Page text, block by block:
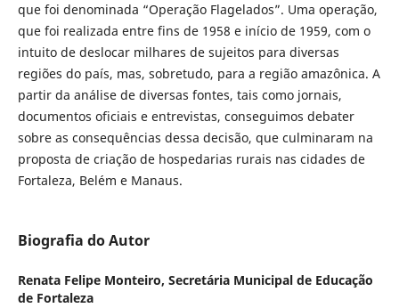
que foi denominada “Operação Flagelados”. Uma operação,
que foi realizada entre fins de 1958 e início de 1959, com o
intuito de deslocar milhares de sujeitos para diversas
regiões do país, mas, sobretudo, para a região amazônica. A
partir da análise de diversas fontes, tais como jornais,
documentos oficiais e entrevistas, conseguimos debater
sobre as consequências dessa decisão, que culminaram na
proposta de criação de hospedarias rurais nas cidades de
Fortaleza, Belém e Manaus.
Biografia do Autor
Renata Felipe Monteiro, Secretária Municipal de Educação
de Fortaleza